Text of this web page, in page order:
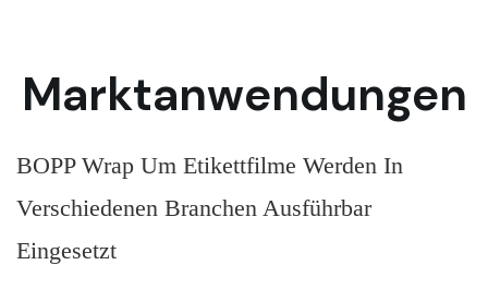
Marktanwendungen
BOPP Wrap Um Etikettfilme Werden In
Verschiedenen Branchen Ausführbar
Eingesetzt